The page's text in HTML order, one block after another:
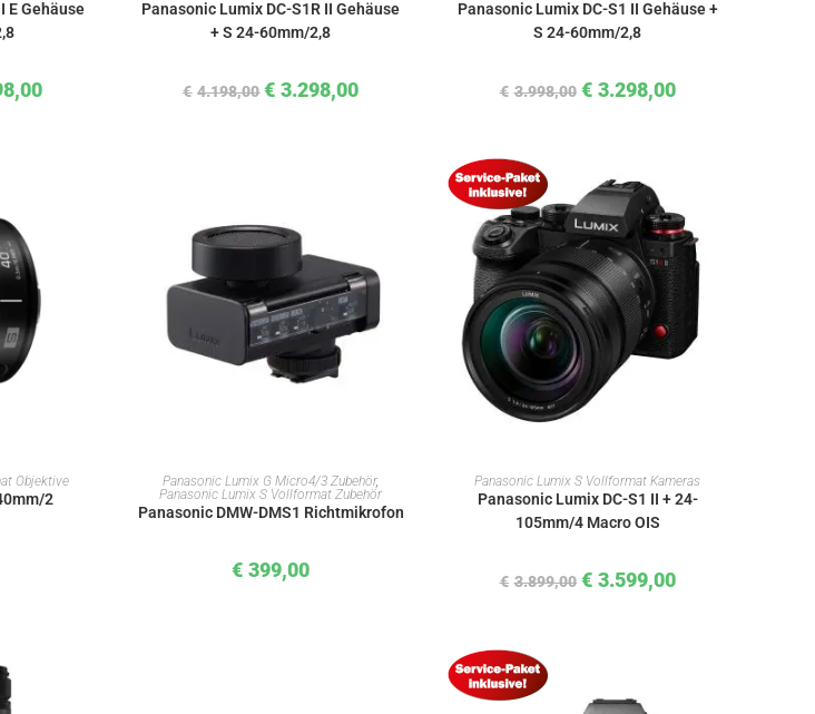
E Gehäuse
Panasonic Lumix DC-S1R II Gehäuse
+ S 24-60mm/2,8
€ 4.198,00 € 3.298,00
Panasonic Lumix DC-S1 II Gehäuse +
S 24-60mm/2,8
€ 3.998,00 € 3.298,00
Objektive
2
IN DEN WARENKORB
Panasonic Lumix G Micro4/3 Zubehör,
Panasonic Lumix S Vollformat Zubehör
Panasonic DMW-DMS1 Richtmikrofon
€ 399,00
IN DEN WARENKORB
Panasonic Lumix S Vollformat Kameras
Panasonic Lumix DC-S1 II + 24-
105mm/4 Macro OIS
€ 3.899,00 € 3.599,00